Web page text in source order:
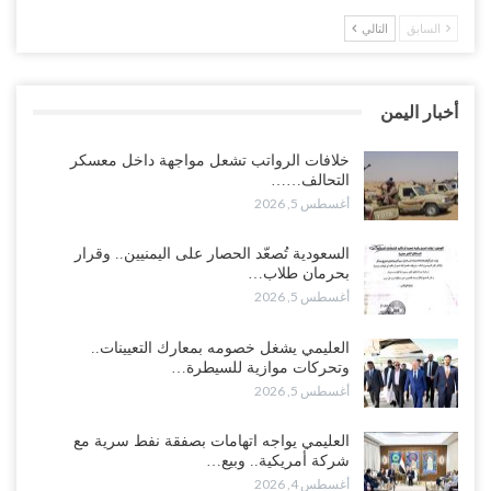
مدير مكتب العليمي يقدم استقالته.. والخلافات تعصف بالرئاسي وصراع
بالتهريب وعينه على المحافظ..!
أغسطس 4, 2026
تعيد تحشيد قواتها في أهم سواحل اليمن على البحر…
أغسطس 4, 2026
“الضالع“| حملة اجتثاث سعودية لأذرع الزبيدي من معقله الأبرز..!
أغسطس 4, 2026
“مقالات“| عِنْدَما يَغِيب الأَقربون.. وَتَضِيق بِلَاد الله الوَاسِعَة.. تَبْقَى صَنْعَاء
هِيَ الحِضْنُ الدَّافِئُ…
أغسطس 4, 2026
السابق التالي
أخبار اليمن
خلافات الرواتب تشعل مواجهة داخل معسكر
التحالف……
أغسطس 5, 2026
السعودية تُصعّد الحصار على اليمنيين.. وقرار
بحرمان طلاب…
أغسطس 5, 2026
العليمي يشغل خصومه بمعارك التعيينات..
وتحركات موازية للسيطرة…
أغسطس 5, 2026
العليمي يواجه اتهامات بصفقة نفط سرية مع
شركة أمريكية.. وبيع…
أغسطس 4, 2026